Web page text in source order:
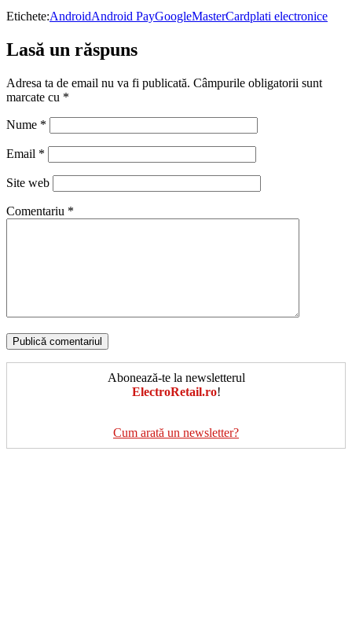
Etichete:AndroidAndroid PayGoogleMasterCardplati electronice
Lasă un răspuns
Adresa ta de email nu va fi publicată. Câmpurile obligatorii sunt
marcate cu *
Nume *
Email *
Site web
Comentariu *
Abonează-te la newsletterul
ElectroRetail.ro!
Cum arată un newsletter?